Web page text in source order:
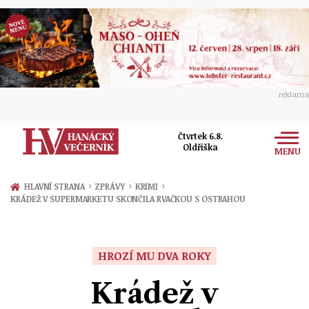
reklama
Čtvrtek 6.8.
Oldřiška
MENU
Zprávy
HLAVNÍ STRANA › ZPRÁVY › KRIMI ›
KRÁDEŽ V SUPERMARKETU SKONČILA RVAČKOU S OSTRAHOU
HROZÍ MU DVA ROKY
Krádež v